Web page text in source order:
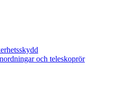
och teleskoprör